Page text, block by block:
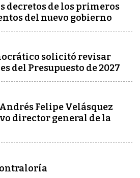
decretos de los primeros
del nuevo gobierno
solicitó revisar
del Presupuesto de 2027
Felipe Velásquez
director general de la